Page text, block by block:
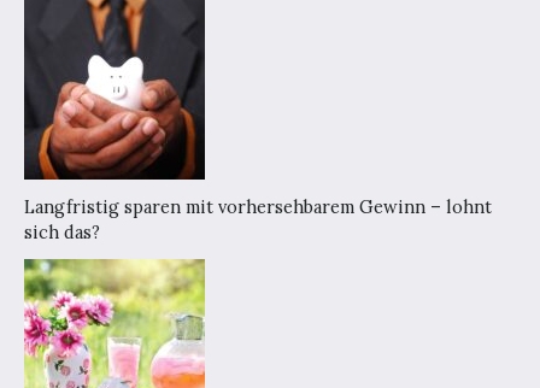
Langfristig sparen mit vorhersehbarem Gewinn – lohnt
sich das?